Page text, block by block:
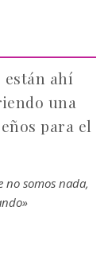
están ahí
una
para el
somos nada,